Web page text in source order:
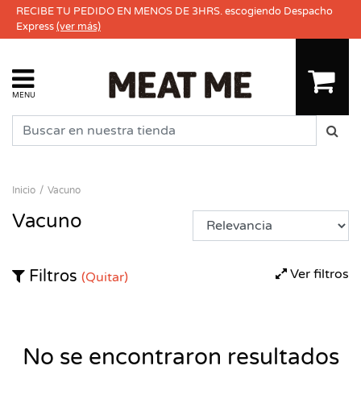
RECIBE TU PEDIDO EN MENOS DE 3HRS. escogiendo Despacho
Express(ver más)
MENU
Inicio Vacuno
Vacuno
Ver filtros
Filtros (Quitar)
No se encontraron resultados